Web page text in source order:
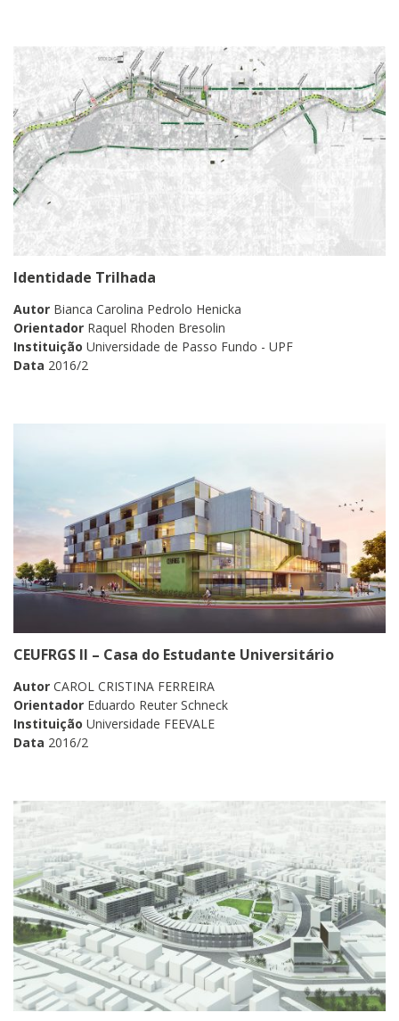
Identidade Trilhada
Autor Bianca Carolina Pedrolo Henicka
Orientador Raquel Rhoden Bresolin
Instituição Universidade de Passo Fundo - UPF
Data 2016/2
CEUFRGS II – Casa do Estudante Universitário
Autor CAROL CRISTINA FERREIRA
Orientador Eduardo Reuter Schneck
Instituição Universidade FEEVALE
Data 2016/2